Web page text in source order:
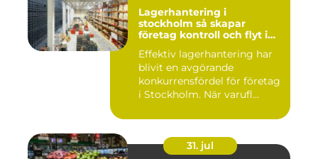
Lagerhantering i
stockholm så skapar
företag kontroll och flyt i
Effektiv lagerhantering har
blivit en avgörande
konkurrensfördel för företag
i Stockholm. När varufl...
31. jul